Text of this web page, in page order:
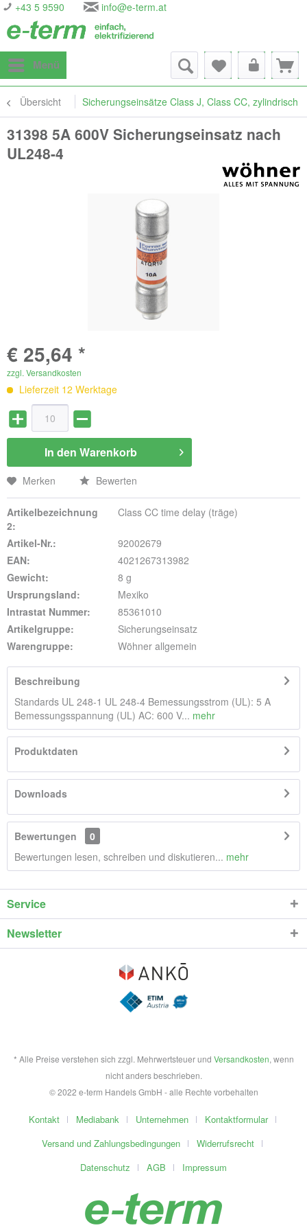
+43 5 9590 info@e-term.at
Menü
Übersicht Sicherungseinsätze Class J, Class CC, zylindrisch
31398 5A 600V Sicherungseinsatz nach
UL248-4
€ 25,64 *
zzgl. Versandkosten
Lieferzeit 12 Werktage
In den Warenkorb
Merken Bewerten
Artikelbezeichnung
2:
Class CC time delay (träge)
Artikel-Nr.:
92002679
EAN:
4021267313982
Gewicht:
8 g
Ursprungsland:
Mexiko
Intrastat Nummer:
85361010
Artikelgruppe:
Sicherungseinsatz
Warengruppe:
Wöhner allgemein
Beschreibung
Standards UL 248-1 UL 248-4 Bemessungsstrom (UL): 5 A
Bemessungsspannung (UL) AC: 600 V... mehr
Produktdaten
Downloads
Bewertungen
0
Bewertungen lesen, schreiben und diskutieren... mehr
Service
Newsletter
* Alle Preise verstehen sich zzgl. Mehrwertsteuer und Versandkosten, wenn
nicht anders beschrieben.
© 2022 e-term Handels GmbH - alle Rechte vorbehalten
Kontakt Mediabank Unternehmen
Kontaktformular
Versand und Zahlungsbedingungen
Widerrufsrecht
Datenschutz
AGB Impressum